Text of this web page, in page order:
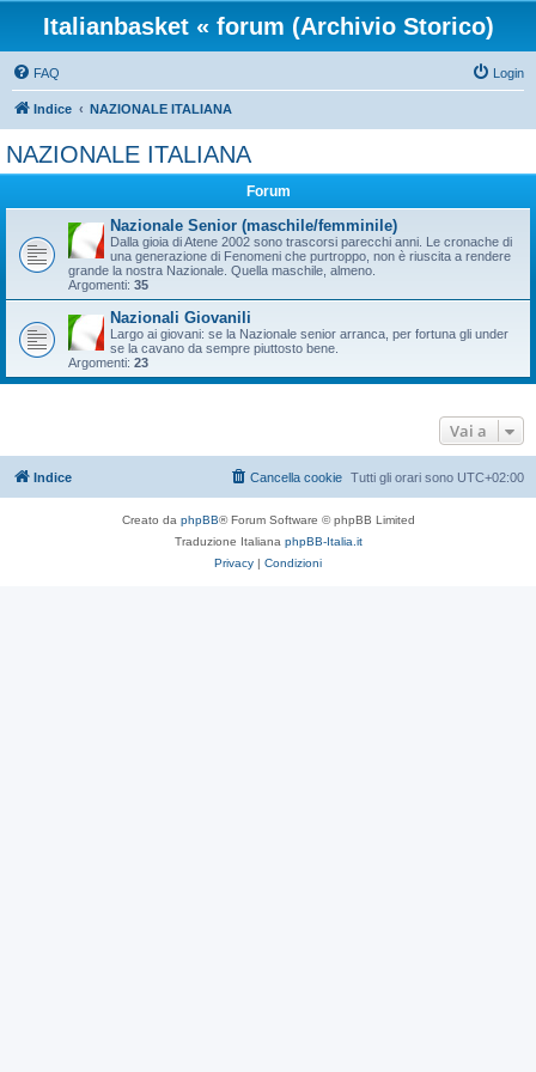
Italianbasket « forum (Archivio Storico)
FAQ Login
Indice NAZIONALE ITALIANA
NAZIONALE ITALIANA
Forum
Nazionale Senior (maschile/femminile)
Dalla gioia di Atene 2002 sono trascorsi parecchi anni. Le cronache di
una generazione di Fenomeni che purtroppo, non è riuscita a rendere
grande la nostra Nazionale. Quella maschile, almeno.
Argomenti: 35
Nazionali Giovanili
Largo ai giovani: se la Nazionale senior arranca, per fortuna gli under
se la cavano da sempre piuttosto bene.
Argomenti: 23
Vai a
Indice Tutti gli orari sono UTC+02:00
Cancella cookie
Creato da phpBB® Forum Software © phpBB Limited
Traduzione Italiana phpBB-Italia.it
Privacy | Condizioni